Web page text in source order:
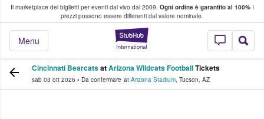
Il marketplace dei biglietti per eventi dal vivo dal 2009. Ogni ordine è garantito al 100%I
prezzi possono essere differenti dal valore nominale.
StubHub - Dove
Menu
fan comprano e vendono biglietti
Cincinnati BearcatsatArizona Wildcats FootballTickets
sab 03 ott 2026 • Da confermare at Arizona Stadium, Tucson, AZ